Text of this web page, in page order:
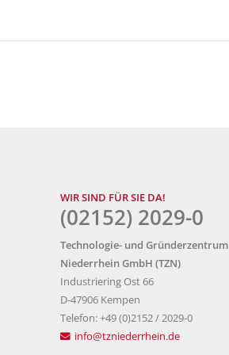
WIR SIND FÜR SIE DA!
(02152) 2029-0
Technologie- und Gründerzentrum
Niederrhein GmbH (TZN)
Industriering Ost 66
D-47906 Kempen
Telefon: +49 (0)2152 / 2029-0
info@tzniederrhein.de